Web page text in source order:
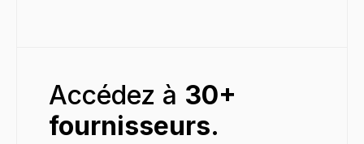
Accédez à 30+
fournisseurs.